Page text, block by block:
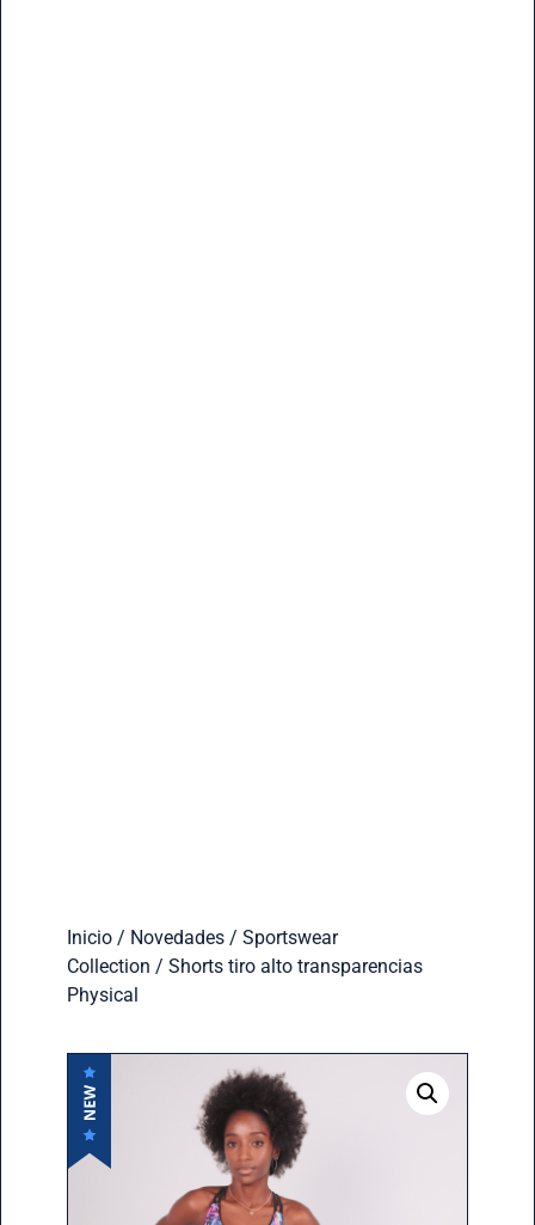
Inicio/ Novedades/ Sportswear
Collection / Shorts tiro alto transparencias
Physical